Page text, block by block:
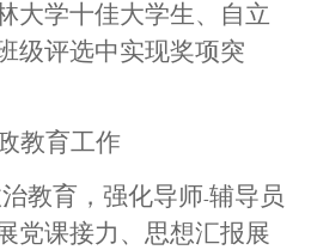
大学十佳大学生、自立
级评选中实现奖项突
教育工作
教育，强化导师-辅导员
党课接力、思想汇报展